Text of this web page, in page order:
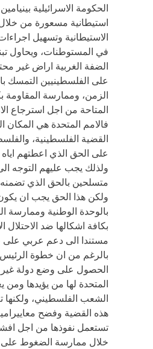
الحكومة الاسرائيلية
استيطانية مسعورة من خلال
الاستيطانية وتسهيل
في المستوطنات، ويحاول
الضفة الغربية اراض غير
على الفلسطينيين التمسك
الزمن، وممارسة المقاومة
المتاحة من اجل استرجاع
فالامم المتحدة هي المكان
القضية الفلسطينية،
على الحق الذي اعطتهم اياه
ولذلك يجب عليهم التوجه
متسلحين بالحق الذي تضمنه
ولكن هذا الحق يجب ان
بالوحدة الوطنية وممارسة
بكافة اشكالها ضد الاحتلال
مستندا الى دعم عربي على
بالرغم من ان خطوة
الحصول على وضع دولة
المتحدة لها من يؤيدها
الشعب الفلسطيني، ولكنها
هذه القضية وفضح
تستعمل نفوذها من اجل
خلال ممارسة الضغوط